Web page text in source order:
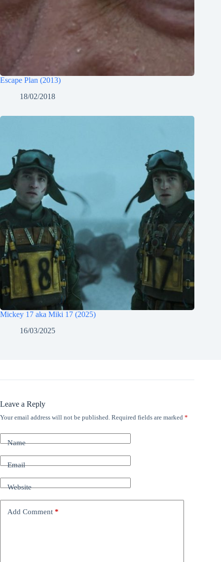
Escape Plan (2013)
18/02/2018
Mickey 17 aka Miki 17 (2025)
16/03/2025
Leave a Reply
Your email address will not be published. Required fields are marked *
Name
Email
Website
Add Comment *